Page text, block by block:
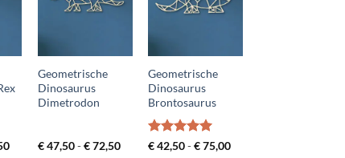
Prijsklasse:
Geometrische
Dinosaurus
Dimetrodon
€47,50-€72,50Prijsklasse:
Geometrische
Dinosaurus
Brontosaurus
Gewaardeerd
€42,50-€75,00Prijsklasse: